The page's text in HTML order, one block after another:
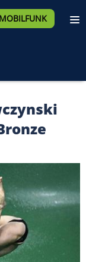
MOBILFUNK